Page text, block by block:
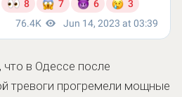
, что в Одессе после
тревоги прогремели мощные